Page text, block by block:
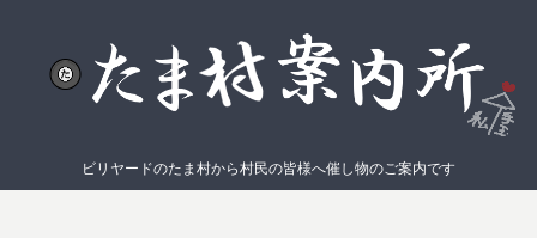
ビリヤードのたま村から村民の皆様へ催し物のご案内です